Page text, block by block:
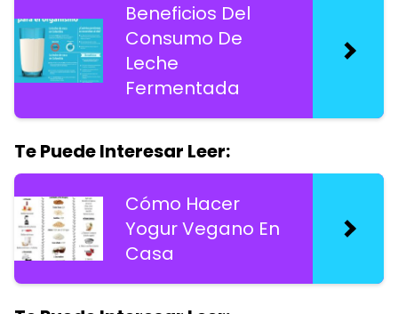
Beneficios Del
Consumo De
Leche
Fermentada
Te Puede Interesar Leer:
Cómo Hacer
Yogur Vegano En
Casa